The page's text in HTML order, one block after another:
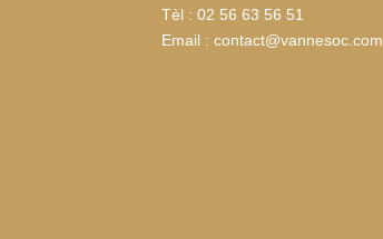
Tèl : 02 56 63 56 51
Email : contact@vannesoc.com